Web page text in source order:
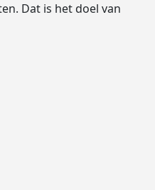
Dat is het doel van